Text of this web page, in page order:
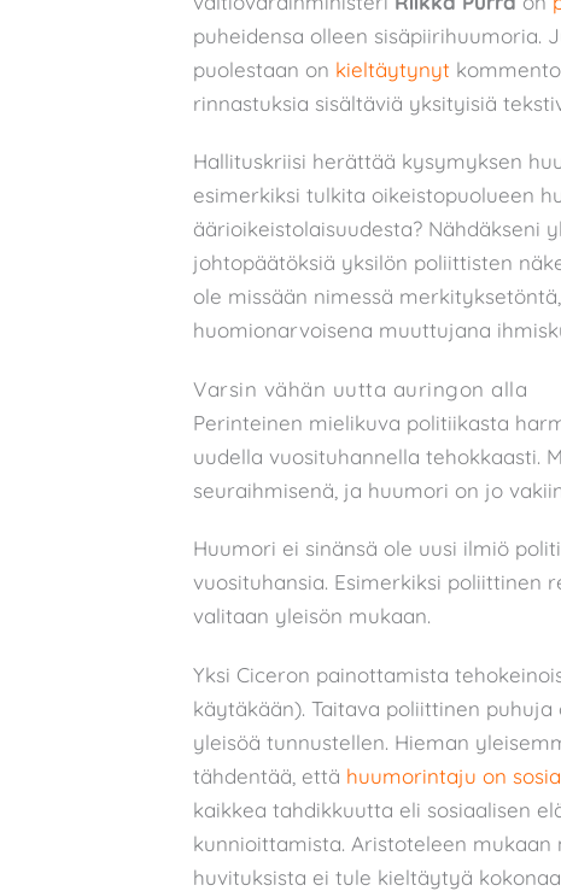
puheidensa olleen sisäpiirihuumoria.
puolestaan on kieltäytynyt
rinnastuksia sisältäviä yksityisiä
Hallituskriisi herättää kysymyksen
esimerkiksi tulkita oikeistopuolueen
äärioikeistolaisuudesta? Nähdäkseni
johtopäätöksiä yksilön poliittisten
ole missään nimessä
huomionarvoisena muuttujana
Varsin vähän uutta auringon alla
Perinteinen mielikuva politiikasta
uudella vuosituhannella tehokkaasti.
seuraihmisenä, ja huumori on jo
Huumori ei sinänsä ole uusi ilmiö
vuosituhansia. Esimerkiksi poliittinen
valitaan yleisön mukaan.
Yksi Ciceron painottamista
käytäkään). Taitava poliittinen
yleisöä tunnustellen. Hieman
tähdentää, että huumorintaju on
kaikkea tahdikkuutta eli sosiaalisen
kunnioittamista. Aristoteleen
huvituksista ei tule kieltäytyä